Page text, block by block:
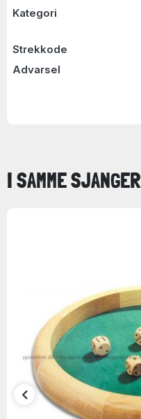
Kategori
Strekkode
Advarsel
I SAMME SJANGER